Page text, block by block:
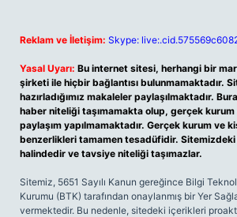
Reklam ve İletişim: Skype:
Yasal Uyarı: Bu internet sitesi, herhangi bir
şirketi ile hiçbir bağlantısı bulunmamaktadır.
hazırladığımız makaleler paylaşılmaktadır.
haber niteliği taşımamakta olup, gerçek kurum
paylaşım yapılmamaktadır. Gerçek kurum ve
benzerlikleri tamamen tesadüfidir.
halindedir ve tavsiye niteliği taşımazlar.
Sitemiz, 5651 Sayılı Kanun gereğince Bilgi
Kurumu (BTK) tarafından onaylanmış bir Yer
vermektedir. Bu nedenle, sitedeki içerikleri